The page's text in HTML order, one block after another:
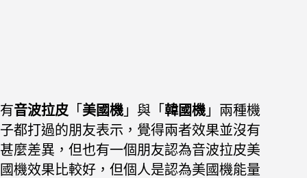
有音波拉皮 「 美國機 」與「 韓國機 」兩種機
子都打過的朋友表示，覺得兩者效果並沒有
甚麼差異，但也有一個朋友認為音波拉皮美
國機效果比較好，但個人是認為美國機能量